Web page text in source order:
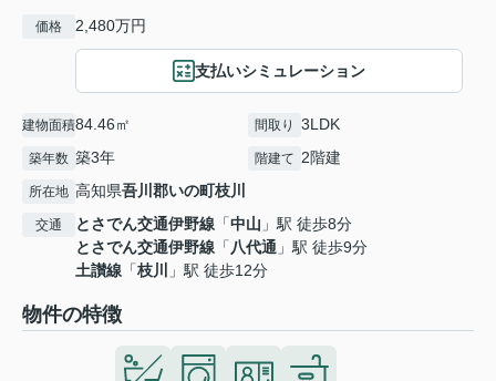
価格 2,480万円
支払いシミュレーション
建物面積84.46㎡ 間取り 3LDK
築年数 築3年 階建て 2階建
所在地 高知県吾川郡いの町枝川
交通 とさでん交通伊野線 「中山 」駅 徒歩8分
とさでん交通伊野線 「八代通 」駅 徒歩9分
土讃線 「枝川 」駅 徒歩12分
物件の特徴